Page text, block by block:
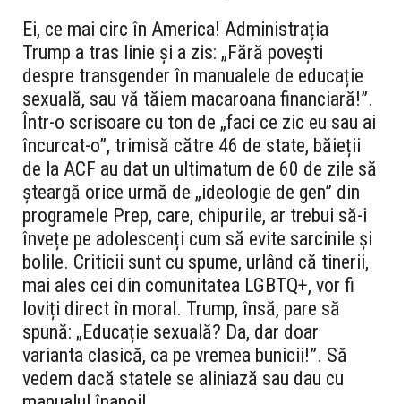
Ei, ce mai circ în America! Administrația
Trump a tras linie și a zis: „Fără povești
despre transgender în manualele de educație
sexuală, sau vă tăiem macaroana financiară!”.
Într-o scrisoare cu ton de „faci ce zic eu sau ai
încurcat-o”, trimisă către 46 de state, băieții
de la ACF au dat un ultimatum de 60 de zile să
șteargă orice urmă de „ideologie de gen” din
programele Prep, care, chipurile, ar trebui să-i
învețe pe adolescenți cum să evite sarcinile și
bolile. Criticii sunt cu spume, urlând că tinerii,
mai ales cei din comunitatea LGBTQ+, vor fi
loviți direct în moral. Trump, însă, pare să
spună: „Educație sexuală? Da, dar doar
varianta clasică, ca pe vremea bunicii!”. Să
vedem dacă statele se aliniază sau dau cu